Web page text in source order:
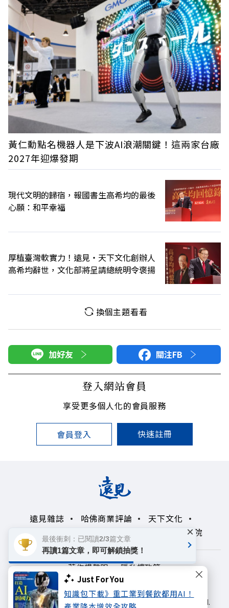
Just For You
知識包下載》重工業到餐飲都用AI！
黃仁勳點名機器人是下波AI浪潮關鍵！這兩家台廠
2027年迎爆發期
現代文明的歸宿，報國書生高希均的最後
心願：和平幸福
厚植臺灣軟實力！遠見‧天下文化創辦人
高希均辭世，文化部將呈請總統明令褒揚
換個主題看看
加好友 關注FB
登入網站會員
享受更多個人化的會員服務
會員登入 快速註冊
遠見雜誌 哈佛商業評論
天下文化
未來親子學習平台
50+ 領導影響力學院
著作權聲明
隱私權政策
Copyright© 1999~2026
遠見天下文化出版股份有限公司. All rights reserved.
最後衝刺：已閱讀2/3篇文章
再讀1篇文章，即可解鎖抽獎！
×